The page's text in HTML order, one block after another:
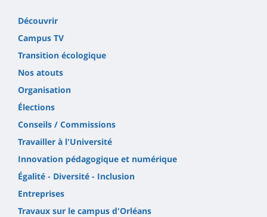
Découvrir
Campus TV
Transition écologique
Nos atouts
Organisation
Élections
Conseils / Commissions
Travailler à l'Université
Innovation pédagogique et numérique
Égalité - Diversité - Inclusion
Entreprises
Travaux sur le campus d'Orléans